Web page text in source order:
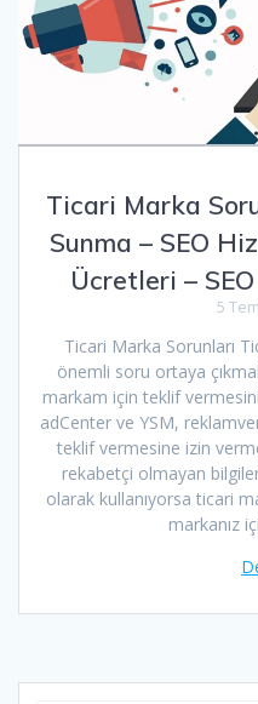
Ticari Marka
Sunma – SEO
Ücretleri –
5
Ticari Marka Sorunları
önemli soru ortaya
markam için teklif
adCenter ve YSM,
teklif vermesine izin
rekabetçi olmayan
olarak kullanıyorsa ticari
markanız